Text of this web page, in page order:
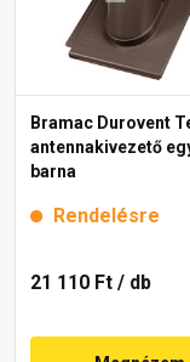
Bramac Durovent
antennakivezető
barna
Rendelésre
21 110 Ft / db